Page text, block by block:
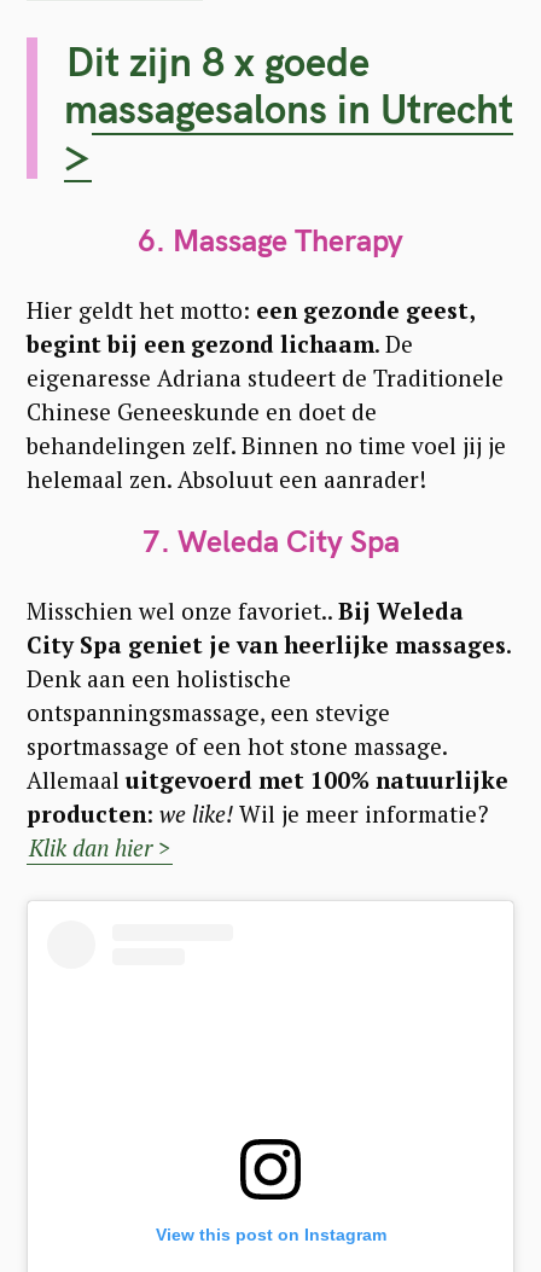
Dit zijn 8 x goede
massagesalons in Utrecht
>
6. Massage Therapy
Hier geldt het motto: een gezonde geest,
begint bij een gezond lichaam. De
eigenaresse Adriana studeert de Traditionele
Chinese Geneeskunde en doet de
behandelingen zelf. Binnen no time voel jij je
helemaal zen. Absoluut een aanrader!
7. Weleda City Spa
Misschien wel onze favoriet.. Bij Weleda
City Spa geniet je van heerlijke massages.
Denk aan een holistische
ontspanningsmassage, een stevige
sportmassage of een hot stone massage.
Allemaal uitgevoerd met 100% natuurlijke
producten: we like! Wil je meer informatie?
Klik dan hier >
View this post on Instagram